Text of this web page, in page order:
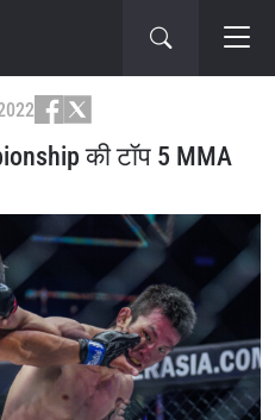
की टॉप 5 MMA